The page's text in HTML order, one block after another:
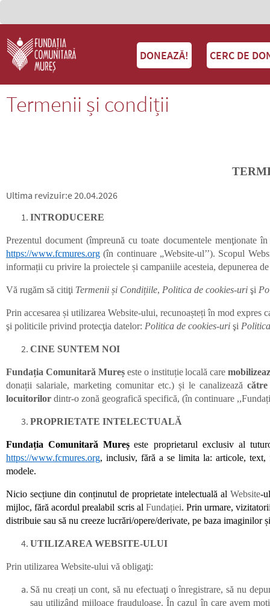
DONEAZĂ! CERC DE
Termenii și condiții
Ultima revizuir:e 20.04.2026
INTRODUCERE
Prezentul document (împreună cu toate documentele menţionate
https://www.fcmures.org (în continuare „Website-ul’’). Scopul
informații cu privire la proiectele și campaniile acesteia, depunerea
Vă rugăm să citiţi Termenii și Condițiile, Politica de cookies-uri şi
Prin accesarea și utilizarea Website-ului, recunoașteți în mod
şi politicile privind protecţia datelor: Politica de cookies-uri şi
CINE SUNTEM NOI
Fundația Comunitară Mureș este o instituțielocală care
donații salariale, marketing comunitar etc.) și le canalizează
locuitorilor dintr-o zonă geografică specifică, (în continuare
PROPRIETATE INTELECTUALĂ
Fundația Comunitară Mureș este proprietarul exclusiv al
https://www.fcmures.org, inclusiv, fără a se limita la: articole,
modele.
Nicio secțiune din conținutul de proprietate intelectuală alWebsite-
mijloc, fără acordul prealabil scris al Fundației. Prin urmare,
distribuie sau să nu creeze lucrări/opere/derivate, pe baza
UTILIZAREA WEBSITE-ULUI
Prin utilizarea Website-ului vă obligaţi:
Să nu creați un cont, să nu efectuaţi o înregistrare, să nu
sau utilizând mijloace frauduloase. În cazul în care avem